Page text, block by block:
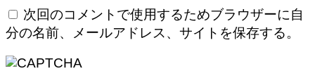
次回のコメントで使用するためブラウザーに自
分の名前、メールアドレス、サイトを保存する。